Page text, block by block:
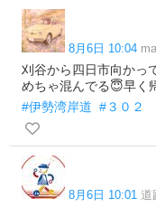
8月6日 10:04
刈谷から四日市向かっ
めちゃ混んでる😇早く
#伊勢湾岸道 #３０２
8月6日 10:01 道